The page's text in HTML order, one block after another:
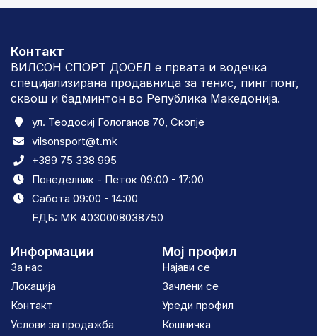
Контакт
ВИЛСОН СПОРТ ДООЕЛ е првата и водечка
специјализирана продавница за тенис, пинг понг,
сквош и бадминтон во Република Македонија.
ул. Теодосиј Гологанов 70, Скопје
vilsonsport@t.mk
+389 75 338 995
Понеделник - Петок 09:00 - 17:00
Сабота 09:00 - 14:00
ЕДБ: MK 4030008038750
Информации
За нас
Локација
Контакт
Услови за продажба
Мој профил
Најави се
Зачлени се
Уреди профил
Кошничка